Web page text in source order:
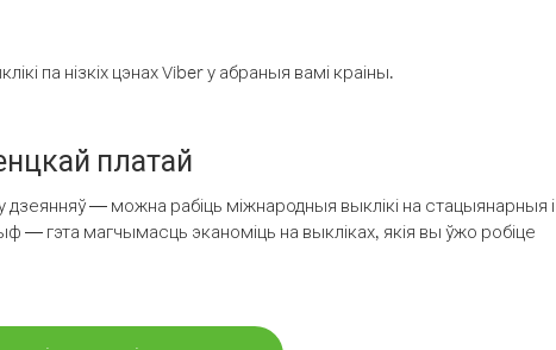
па нізкіх цэнах Viber у абраныя вамі краіны.
платай
— можна рабіць міжнародныя выклікі на стацыянарныя і
— гэта магчымасць эканоміць на выкліках, якія вы ўжо робіце